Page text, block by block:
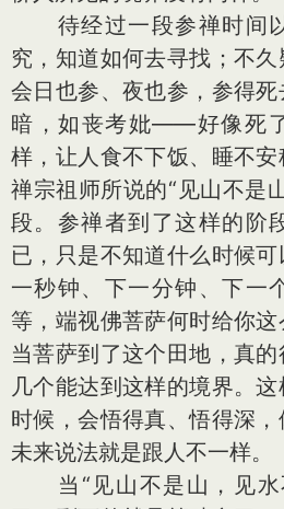
待经过一段参禅时间
究，知道如何去寻找；不
会日也参、夜也参，参得
暗，如丧考妣——好像死
样，让人食不下饭、睡不
禅宗祖师所说的“见山不是
段。参禅者到了这样的阶
已，只是不知道什么时候
一秒钟、下一分钟、下一
等，端视佛菩萨何时给你这
当菩萨到了这个田地，真
几个能达到这样的境界。
时候，会悟得真、悟得深，
未来说法就是跟人不一样。
当“见山不是山，见水